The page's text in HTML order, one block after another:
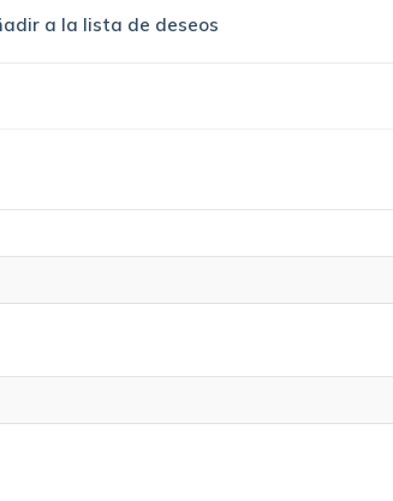
a la lista de deseos